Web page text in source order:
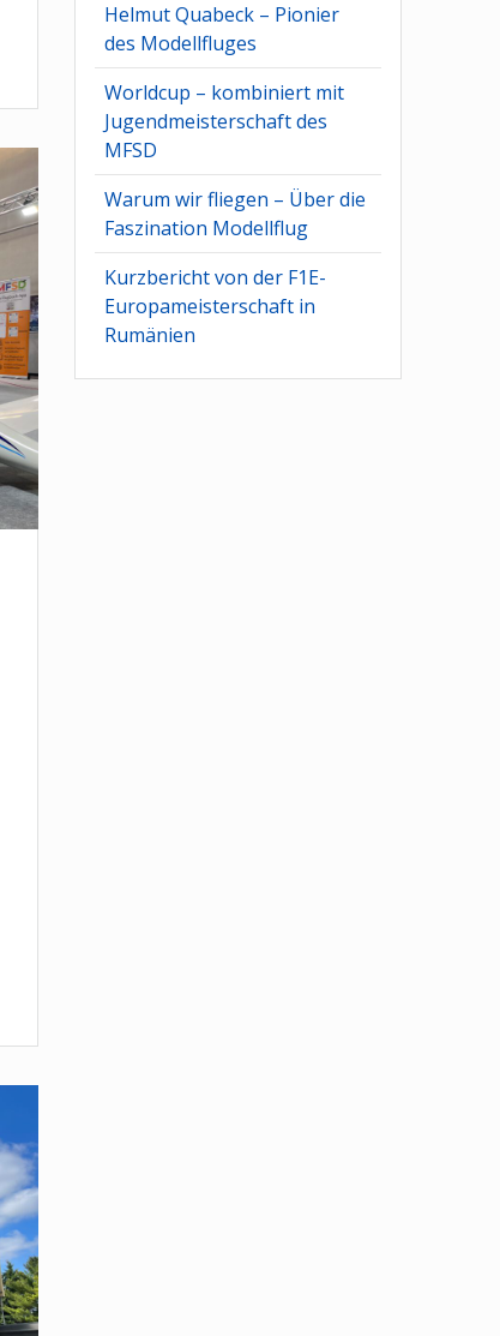
Helmut Quabeck – Pionier
des Modellfluges
Worldcup – kombiniert mit
Jugendmeisterschaft des
MFSD
Warum wir fliegen – Über die
Faszination Modellflug
Kurzbericht von der F1E-
Europameisterschaft in
Rumänien